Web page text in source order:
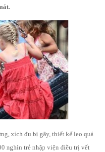
xích đu bị gãy, thiết kế leo quá
nghìn trẻ nhập viện điều trị vết